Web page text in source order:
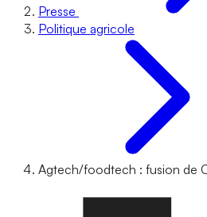
Presse
Politique agricole
Agtech/foodtech : fusion de